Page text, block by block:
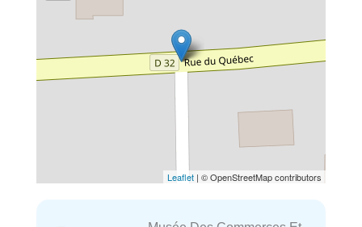
Leaflet | © OpenStreetMap contributors